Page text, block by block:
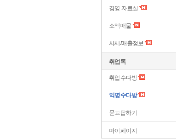
경영 자료실
소액매물
시세/매출정보
취업톡
취업수다방
익명수다방
묻고답하기
마이페이지